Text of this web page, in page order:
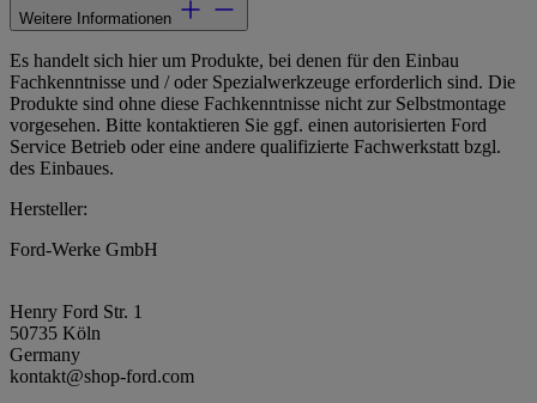
Weitere Informationen
Es handelt sich hier um Produkte, bei denen für den Einbau
Fachkenntnisse und / oder Spezialwerkzeuge erforderlich sind. Die
Produkte sind ohne diese Fachkenntnisse nicht zur Selbstmontage
vorgesehen. Bitte kontaktieren Sie ggf. einen autorisierten Ford
Service Betrieb oder eine andere qualifizierte Fachwerkstatt bzgl.
des Einbaues.
Hersteller:
Ford-Werke GmbH
Henry Ford Str. 1
50735 Köln
Germany
kontakt@shop-ford.com